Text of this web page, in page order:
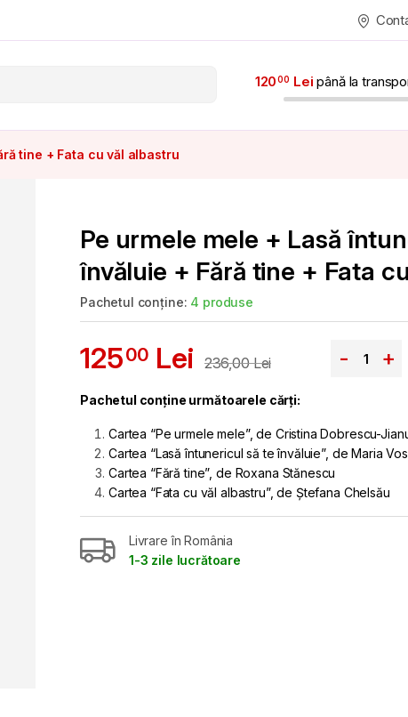
120 00 Lei până la
tine + Fata cu văl albastru
Pe urmele mele + Lasă
învăluie + Fără tine + Fata
Pachetul conține: 4 produse
12500 Lei 23600Lei
Pe
- +
Pachetul conține următoarele cărți:
Cartea “Pe urmele mele”, de Cristina Dobrescu-
Cartea “Lasă întunericul să te învăluie”, de Maria
Cartea “Fără tine”, de Roxana Stănescu
Cartea “Fata cu văl albastru”, de Ștefana Chelsău
Livrare în România
1-3 zile lucrătoare